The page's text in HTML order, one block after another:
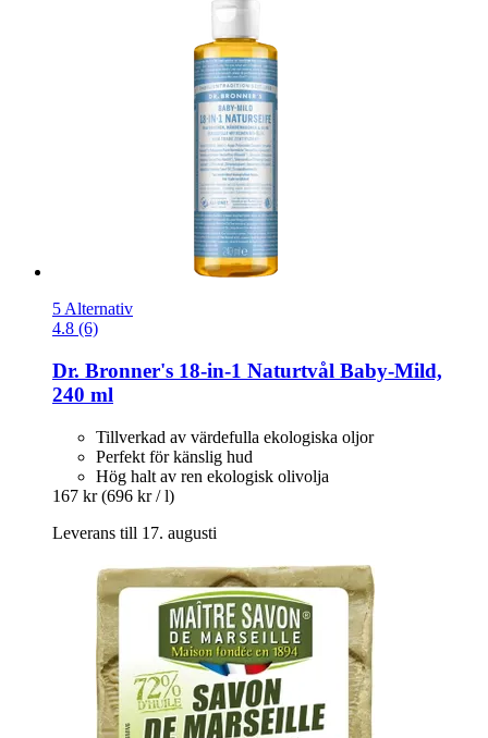
5 Alternativ
4.8 (6)
Dr. Bronner's 18-​in-​1 Naturtvål Baby-​Mild,
240 ml
Tillverkad av värdefulla ekologiska oljor
Perfekt för känslig hud
Hög halt av ren ekologisk olivolja
167 kr (696 kr / l)
Leverans till 17. augusti